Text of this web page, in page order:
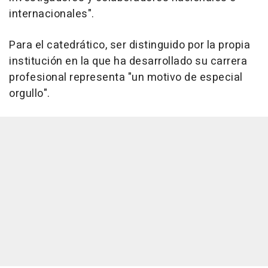
internacionales".
Para el catedrático, ser distinguido por la propia
institución en la que ha desarrollado su carrera
profesional representa "un motivo de especial
orgullo".